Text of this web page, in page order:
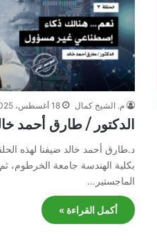
م. الشيخ كمال 18 أغسطس، 2025
الدكتور / طارق أحمد
د.طارق أحمد خالد ضيفنا لهذه
بكلية الهندسة جامعة الخرطوم،
الماجستير…
أكمل القراءة »